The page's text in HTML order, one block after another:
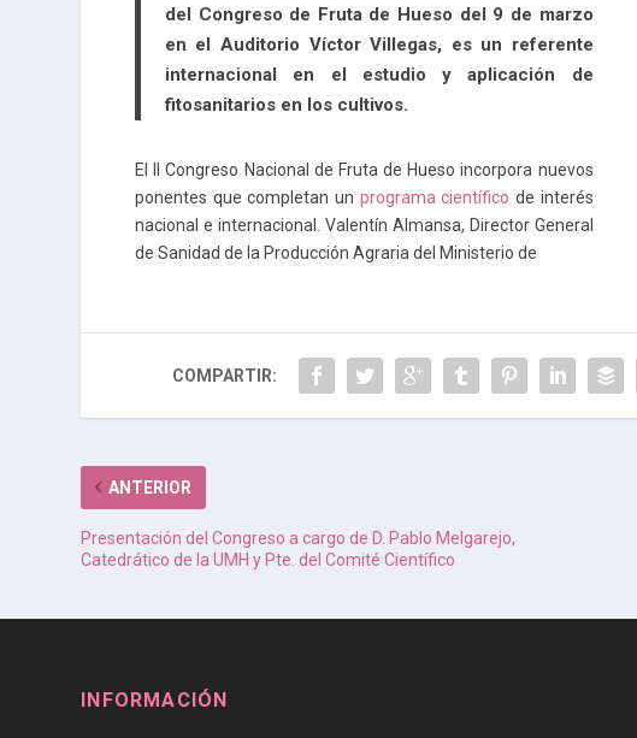
del Congreso de Fruta de Hueso del 9 de marzo
en el Auditorio Víctor Villegas, es un referente
internacional en el estudio y aplicación de
fitosanitarios en los cultivos.
El II Congreso Nacional de Fruta de Hueso incorpora nuevos
ponentes que completan un programa científico de interés
nacional e internacional. Valentín Almansa, Director General
de Sanidad de la Producción Agraria del Ministerio de
COMPARTIR:
ANTERIOR
Presentación del Congreso a cargo de D. Pablo Melgarejo,
Catedrático de la UMH y Pte. del Comité Científico
INFORMACIÓN